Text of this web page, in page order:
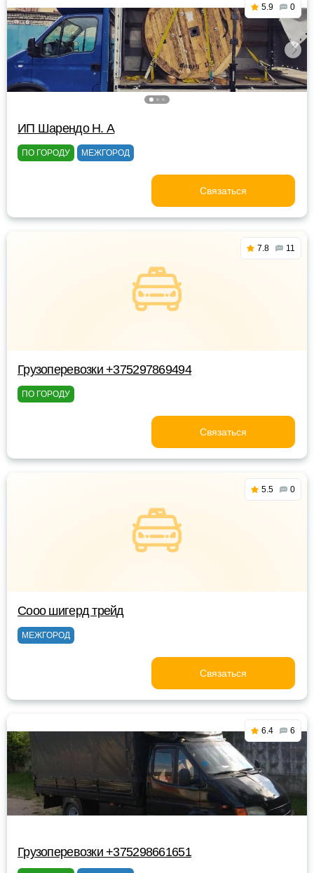
5.9 0
ИП Шарендо Н. А
ПО ГОРОДУ МЕЖГОРОД
Связаться
7.8 11
Грузоперевозки +375297869494
ПО ГОРОДУ
Связаться
5.5 0
Сооо шигерд трейд
МЕЖГОРОД
Связаться
6.4 6
Грузоперевозки +375298661651